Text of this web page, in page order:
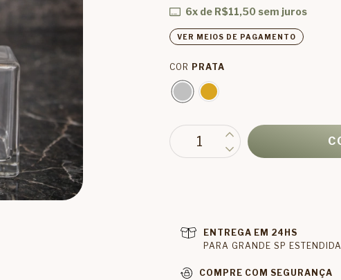
6x de R$11,50sem juros
VER MEIOS DE PAGAMENTO
COR PRATA
ENTREGA EM 24HS
PARA GRANDE SP ESTENDIDA
COMPRE COM SEGURANÇA